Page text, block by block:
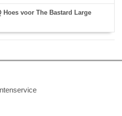
Hoes voor The Bastard Large